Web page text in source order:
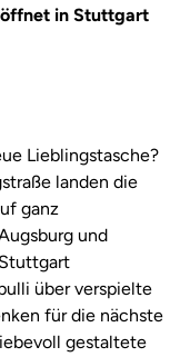
in Stuttgart
Lieblingstasche?
landen die
ganz
und
über verspielte
für die nächste
gestaltete